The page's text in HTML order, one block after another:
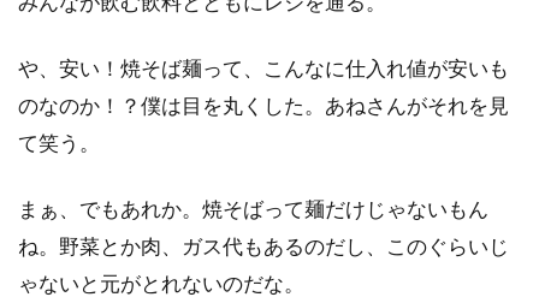
や、安い！焼そば麺って、こんなに仕入れ値が安いも
のなのか！？僕は目を丸くした。あねさんがそれを見
て笑う。
まぁ、でもあれか。焼そばって麺だけじゃないもん
ね。野菜とか肉、ガス代もあるのだし、このぐらいじ
ゃないと元がとれないのだな。